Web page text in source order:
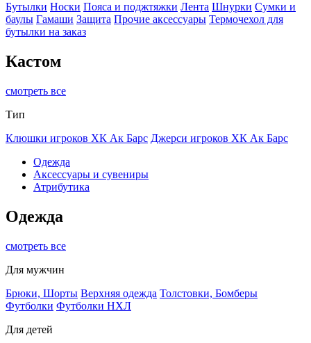
Бутылки Носки Пояса и поджтяжки Лента Шнурки Сумки и
баулы Гамаши Защита Прочие аксессуары Термочехол для
бутылки на заказ
Кастом
смотреть все
Тип
Клюшки игроков ХК Ак Барс Джерси игроков ХК Ак Барс
Одежда
Аксессуары и сувениры
Атрибутика
Одежда
смотреть все
Для мужчин
Брюки, Шорты Верхняя одежда Толстовки, Бомберы
Футболки Футболки НХЛ
Для детей